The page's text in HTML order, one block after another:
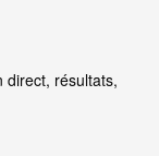
direct, résultats,